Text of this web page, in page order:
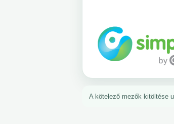
A kötelező mezők kitöltése